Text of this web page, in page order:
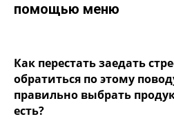
помощью меню
Как перестать заедать
обратиться по этому
правильно выбрать
есть?